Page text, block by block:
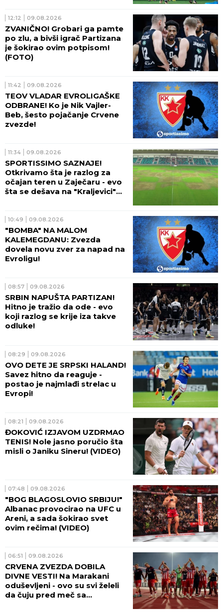
12:12 09.08.2026
ZVANIČNO! Grobari ga pamte
po zlu, a bivši igrač Partizana
je šokirao ovim potpisom!
(FOTO)
11:42 09.08.2026
TEOV VLADAR EVROLIGAŠKE
ODBRANE! Ko je Nik Vajler-
Beb, šesto pojačanje Crvene
zvezde!
11:34 09.08.2026
SPORTISSIMO SAZNAJE!
Otkrivamo šta je razlog za
očajan teren u Zaječaru - evo
šta se dešava na "Kraljevici"
10:49 09.08.2026
"BOMBA" NA MALOM
KALEMEGDANU: Zvezda
dovela novu zver za napad na
Evroligu!
08:57 09.08.2026
SRBIN NAPUŠTA PARTIZAN!
Hitno je tražio da ode - evo
koji razlog se krije iza takve
odluke!
08:29 09.08.2026
OVO DETE JE SRPSKI HALAND!
Savez hitno da reaguje -
postao je najmlađi strelac u
Evropi!
08:21 09.08.2026
ĐOKOVIĆ IZJAVOM UZDRMAO
TENIS! Nole jasno poručio šta
misli o Janiku Sineru! (VIDEO)
07:48 09.08.2026
"BOG BLAGOSLOVIO SRBIJU!"
Albanac provocirao na UFC u
Areni, a sada šokirao svet
ovim rečima! (VIDEO)
06:51 09.08.2026
CRVENA ZVEZDA DOBILA
DIVNE VESTI! Na Marakani
oduševljeni - ovo su svi želeli
da čuju pred meč sa